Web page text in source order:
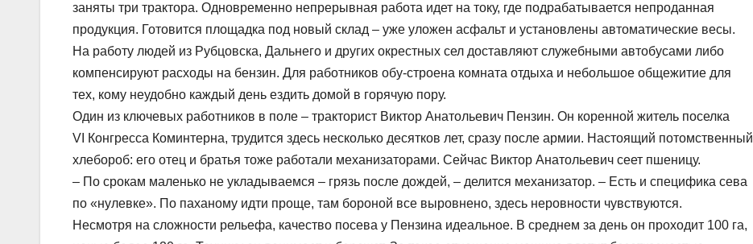
заняты три трактора. Одновременно непрерывная работа идет на току, где подрабатывается непроданная
продукция. Готовится площадка под новый склад – уже уложен асфальт и установлены автоматические весы.
На работу людей из Рубцовска, Дальнего и других окрестных сел доставляют служебными автобусами либо
компенсируют расходы на бензин. Для работников обу-строена комната отдыха и небольшое общежитие для
тех, кому неудобно каждый день ездить домой в горячую пору.
Один из ключевых работников в поле – тракторист Виктор Анатольевич Пензин. Он коренной житель поселка
VI Конгресса Коминтерна, трудится здесь несколько десятков лет, сразу после армии. Настоящий потомственный
хлебороб: его отец и братья тоже работали механизаторами. Сейчас Виктор Анатольевич сеет пшеницу.
– По срокам маленько не укладываемся – грязь после дождей, – делится механизатор. – Есть и специфика сева
по «нулевке». По паханому идти проще, там бороной все выровнено, здесь неровности чувствуются.
Несмотря на сложности рельефа, качество посева у Пензина идеальное. В среднем за день он проходит 100 га,